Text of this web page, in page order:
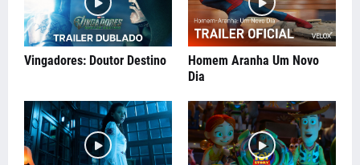
Vingadores: Doutor Destino
Homem Aranha Um Novo
Dia